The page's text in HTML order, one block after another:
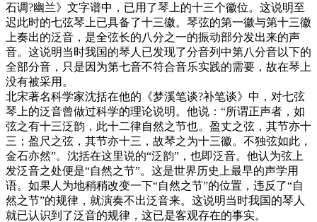
石调?幽兰》文字谱中，已用了琴上的十三个徽位。这说明至
迟此时的七弦琴上已具备了十三徽。琴弦的第一徽与第十三徽
上奏出的泛音，是全弦长的八分之一的振动部分发出来的声
音。这说明当时我国的琴人已发现了分音列中第八分音以下的
全部分音，只是因为第七音不符合音乐实践的需要，故在琴上
没有被采用。
北宋著名科学家沈括在他的《梦溪笔谈?补笔谈》中，对七弦
琴上的泛音曾做过科学的理论说明。他说：“所谓正声者，如
弦之有十三泛韵，此十二律自然之节也。盈丈之弦，其节亦十
三；盈尺之弦，其节亦十三，故琴之为十三徽。不独弦如此，
金石亦然”。沈括在这里说的“泛韵”，也即泛音。他认为弦上
发泛音之处便是“自然之节”。这是世界历史上最早的声学用
语。如果人为地稍稍改变一下“自然之节”的位置，违反了“自
然之节”的规律，就演奏不出泛音来。这说明当时我国的琴人
就已认识到了泛音的规律，这已是客观存在的事实。